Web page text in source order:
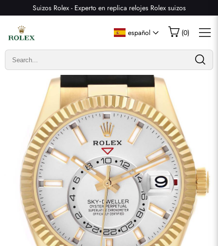
Suizos Rolex - Experto en replica relojes Rolex suizos
español (0)
Escribir una reseña
Solo los clientes que hayan comprado este artículo pueden
dejar una reseña.
comentarios